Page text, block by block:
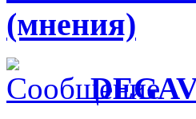
(мнения)